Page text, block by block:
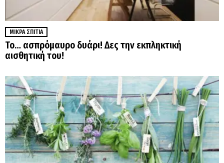
ΜΙΚΡΆ ΣΠΊΤΙΑ
Το… ασπρόμαυρο δυάρι! Δες την εκπληκτική
αισθητική του!